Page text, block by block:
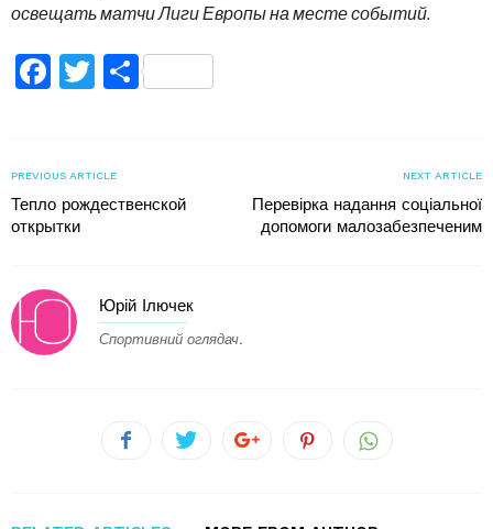
освещать матчи Лиги Европы на месте событий.
Facebook
TwitterПоділитися
PREVIOUS ARTICLE
Тепло рождественской
открытки
NEXT ARTICLE
Перевірка надання соціальної
допомоги малозабезпеченим
Юрій Ілючек
Спортивний оглядач.